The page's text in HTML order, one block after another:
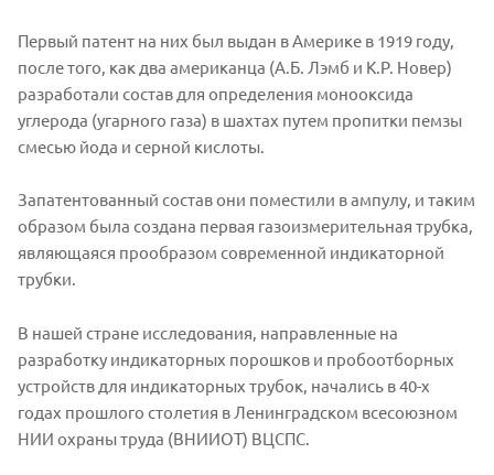
Первый патент на них был выдан в Америке в 1919 году,
после того, как два американца (А.Б. Лэмб и К.Р. Новер)
разработали состав для определения монооксида
углерода (угарного газа) в шахтах путем пропитки пемзы
смесью йода и серной кислоты.
Запатентованный состав они поместили в ампулу, и таким
образом была создана первая газоизмерительная трубка,
являющаяся прообразом современной индикаторной
трубки.
В нашей стране исследования, направленные на
разработку индикаторных порошков и пробоотборных
устройств для индикаторных трубок, начались в 40-х
годах прошлого столетия в Ленинградском всесоюзном
НИИ охраны труда (ВНИИОТ) ВЦСПС.